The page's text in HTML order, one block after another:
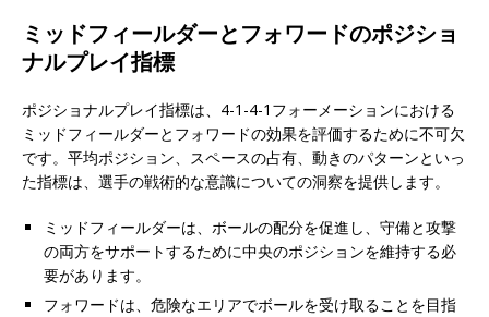
ミッドフィールダーとフォワードのポジショ
ナルプレイ指標
ポジショナルプレイ指標は、4-1-4-1フォーメーションにおける
ミッドフィールダーとフォワードの効果を評価するために不可欠
です。平均ポジション、スペースの占有、動きのパターンといっ
た指標は、選手の戦術的な意識についての洞察を提供します。
ミッドフィールダーは、ボールの配分を促進し、守備と攻撃
の両方をサポートするために中央のポジションを維持する必
要があります。
フォワードは、危険なエリアでボールを受け取ることを目指